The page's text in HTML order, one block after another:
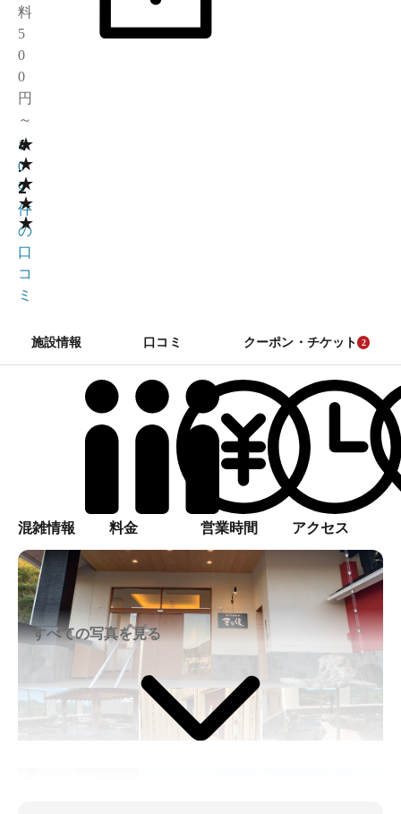
料
5
0
0
円
～
★
★
★
★
★
4
.
2
1
0
9
件
の
口
コ
ミ
施設情報 口コミ クーポン・チケット 2
混雑情報 料金 営業時間 アクセス
すべての写真を見る